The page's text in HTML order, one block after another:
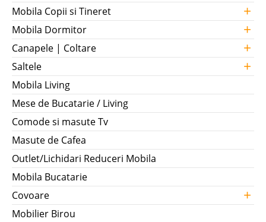
Mobila Copii si Tineret +
Mobila Dormitor +
Canapele | Coltare +
Saltele +
Mobila Living
Mese de Bucatarie / Living
Comode si masute Tv
Masute de Cafea
Outlet/Lichidari Reduceri Mobila
Mobila Bucatarie
Covoare
+
Mobilier Birou